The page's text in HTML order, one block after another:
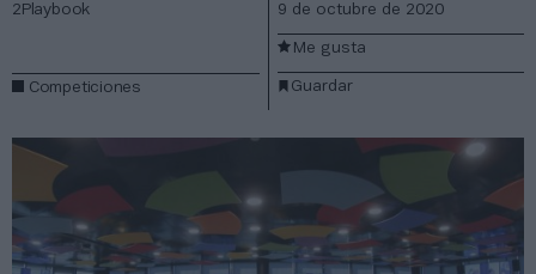
2Playbook
Competiciones
9 de octubre de 2020
Guardar
Me gusta